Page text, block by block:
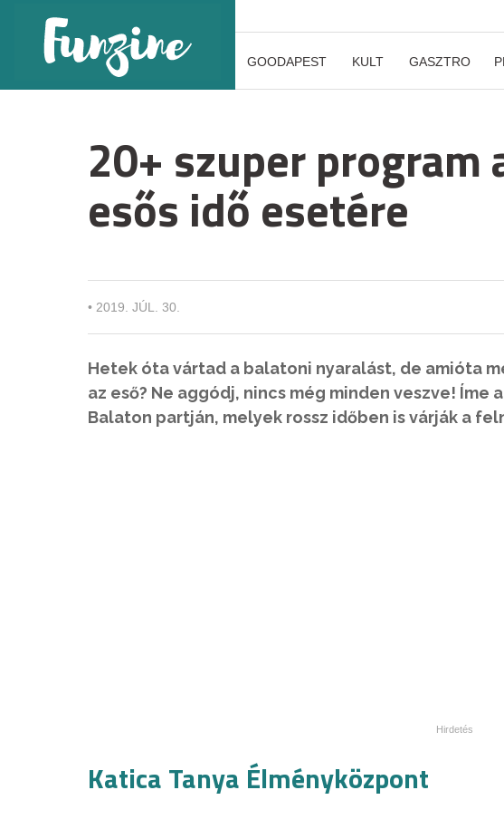
GOODAPEST KULT GASZTRO
20+ szuper program
esős idő esetére
• 2019. JÚL. 30.
Hetek óta vártad a balatoni nyaralást, de amióta
az eső? Ne aggódj, nincs még minden veszve!
Balaton partján, melyek rossz időben is várják a
Katica Tanya Élményközpont